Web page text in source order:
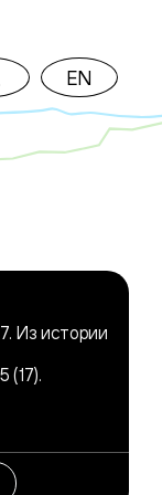
EN
Из истории
(17).